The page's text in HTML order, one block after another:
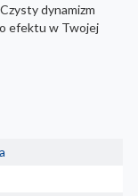
dynamizm
efektu w Twojej